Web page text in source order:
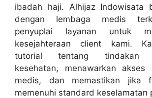
ibadah haji. Alhijaz Indowisata
dengan lembaga medis
penyuplai layanan untuk
kesejahteraan client kami.
tutorial tentang tindakan
kesehatan, menawarkan akses
medis, dan memastikan jika
memenuhi standard keselamatan